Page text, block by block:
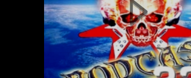
METALINVASION NOVEMBRE
OLD N GLAM PODCAST SORCERER
SOYUZ BEART SPARZANZA
THE CRUCIFIER VOICE